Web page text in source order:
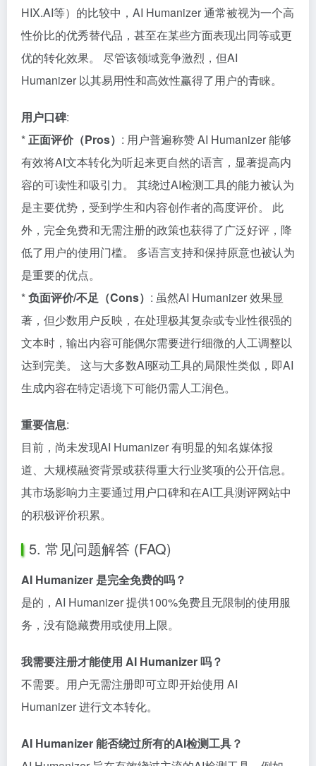
HIX.AI等）的比较中，AI Humanizer 通常被视为一个高
性价比的优秀替代品，甚至在某些方面表现出同等或更
优的转化效果。 尽管该领域竞争激烈，但AI
Humanizer 以其易用性和高效性赢得了用户的青睐。
用户口碑:
*正面评价（Pros） : 用户普遍称赞 AI Humanizer 能够
有效将AI文本转化为听起来更自然的语言，显著提高内
容的可读性和吸引力。 其绕过AI检测工具的能力被认为
是主要优势，受到学生和内容创作者的高度评价。 此
外，完全免费和无需注册的政策也获得了广泛好评，降
低了用户的使用门槛。 多语言支持和保持原意也被认为
是重要的优点。
*负面评价/不足（Cons） : 虽然AI Humanizer 效果显
著，但少数用户反映，在处理极其复杂或专业性很强的
文本时，输出内容可能偶尔需要进行细微的人工调整以
达到完美。 这与大多数AI驱动工具的局限性类似，即AI
生成内容在特定语境下可能仍需人工润色。
重要信息:
目前，尚未发现AI Humanizer 有明显的知名媒体报
道、大规模融资背景或获得重大行业奖项的公开信息。
其市场影响力主要通过用户口碑和在AI工具测评网站中
的积极评价积累。
5. 常见问题解答 (FAQ)
AI Humanizer 是完全免费的吗？
是的，AI Humanizer 提供100%免费且无限制的使用服
务，没有隐藏费用或使用上限。
我需要注册才能使用 AI Humanizer 吗？
不需要。用户无需注册即可立即开始使用 AI
Humanizer 进行文本转化。
AI Humanizer 能否绕过所有的AI检测工具？